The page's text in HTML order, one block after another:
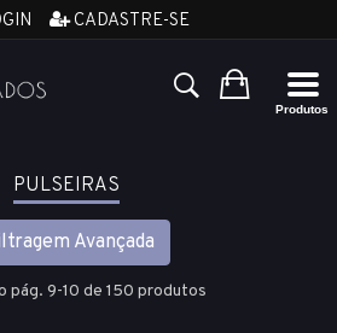
CADASTRE-SE
PULSEIRAS
Avançada
pág. 9-10 de 150 produtos